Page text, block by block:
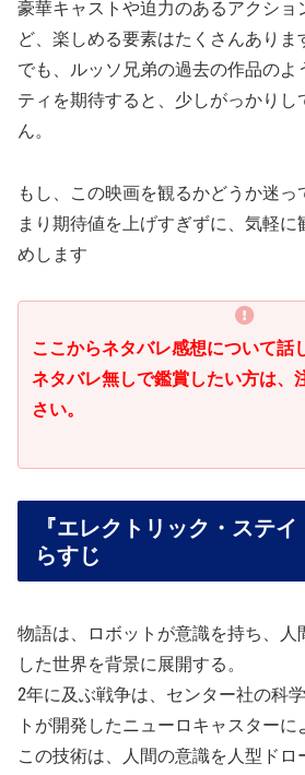
豪華キャストや迫力のあるアクショ
ど、楽しめる要素はたくさんありま
でも、ルッソ兄弟の過去の作品のよ
ティを期待すると、少しがっかりし
ん。
もし、この映画を観るかどうか迷っ
まり期待値を上げすぎずに、気軽に
めします
ここからネタバレ感想について話
ネタバレ無しで鑑賞したい方は、
さい。
『エレクトリック・ステ
らすじ
物語は、ロボットが意識を持ち、人
した世界を背景に展開する。
2年に及ぶ戦争は、センター社の科
トが開発したニューロキャスターに
この技術は、人間の意識を人型ド